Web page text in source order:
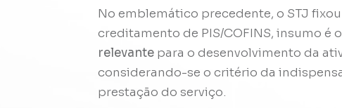
No emblemático precedente, o STJ
creditamento de PIS/COFINS, insumo é
relevante para o desenvolvimento da
considerando-se o critério da
prestação do serviço.